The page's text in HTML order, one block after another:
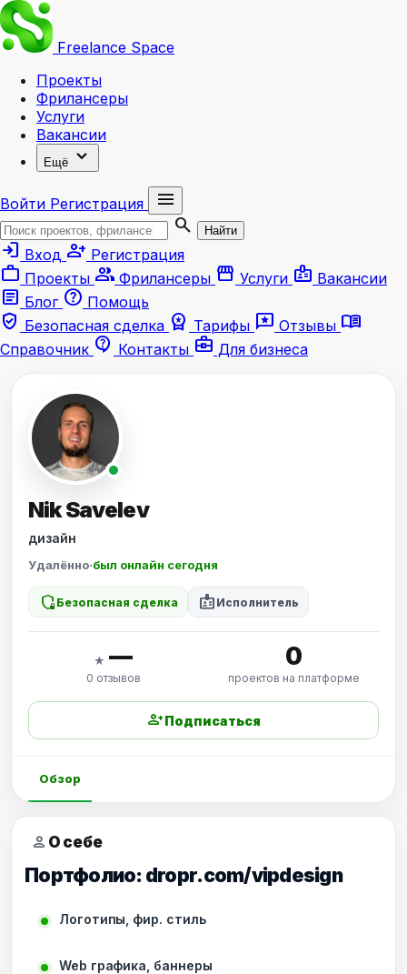
Freelance Space
Проекты
Фрилансеры
Услуги
Вакансии
Ещё expand_more
Войти Регистрация
menu
search
Найти
login Вход person_add Регистрация
work Проекты group Фрилансеры storefront Услуги badge Вакансии
article Блог help Помощь
verified_user Безопасная сделка workspace_premium Тарифы reviews Отзывы menu_book
Справочник contact_support Контакты business_center Для бизнеса
Nik Savelev
дизайн
Удалённо·был онлайн сегодня
shield_locked Безопасная сделка badge Исполнитель
★ —
0 отзывов
0
проектов на платформе
person_addПодписаться
Обзор
person О себе
Портфолио: dropr.com/vipdesign
Логотипы, фир. стиль
Web графика, баннеры